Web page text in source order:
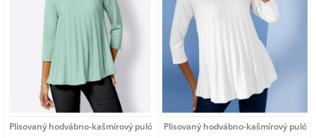
Plisovaný hodvábno-kašmírový pulóver vzhľadom Création
Plisovaný hodvábno-kašmírový